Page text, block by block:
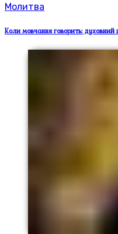
Молитва
Коли мовчання говорить: